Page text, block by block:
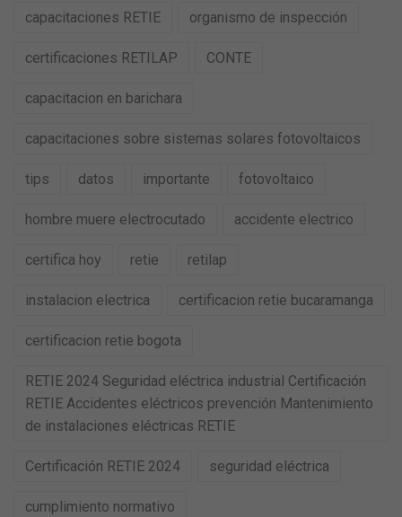
capacitaciones RETIE organismo de inspección
certificaciones RETILAP CONTE
capacitacion en barichara
capacitaciones sobre sistemas solares fotovoltaicos
tips datos importante fotovoltaico
hombre muere electrocutado accidente electrico
certifica hoy retie retilap
instalacion electrica certificacion retie bucaramanga
certificacion retie bogota
RETIE 2024 Seguridad eléctrica industrial Certificación
RETIE Accidentes eléctricos prevención Mantenimiento
de instalaciones eléctricas RETIE
Certificación RETIE 2024 seguridad eléctrica
cumplimiento normativo